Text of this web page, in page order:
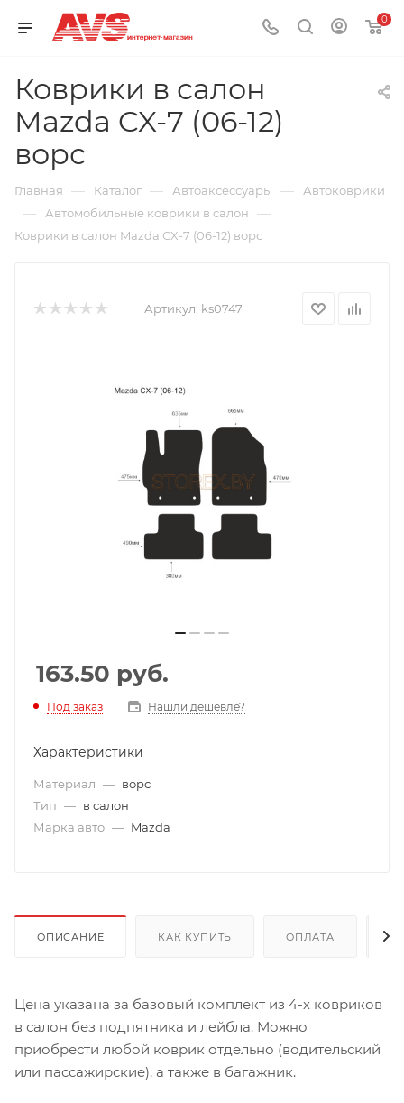
0
Коврики в салон
Mazda CX-7 (06-12)
ворс
Главная — Каталог — Автоаксессуары — Автоковрики
— Автомобильные коврики в салон —
Коврики в салон Mazda CX-7 (06-12) ворс
Артикул: ks0747
163.50 руб.
Под заказ Нашли дешевле?
Характеристики
Материал — ворс
Тип — в салон
Марка авто — Mazda
ОПИСАНИЕ КАК КУПИТЬ ОПЛАТА
Цена указана за базовый комплект из 4-х ковриков
в салон без подпятника и лейбла. Можно
приобрести любой коврик отдельно (водительский
или пассажирские), а также в багажник.